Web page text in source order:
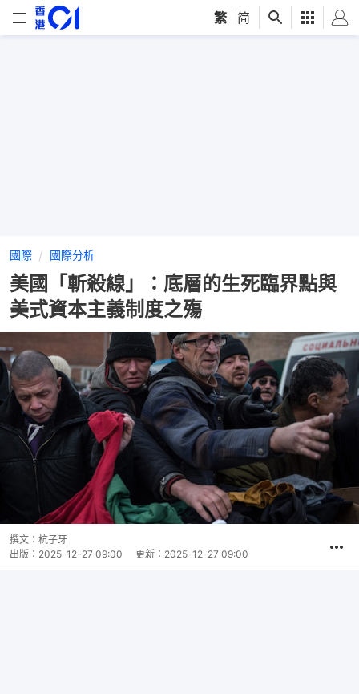
繁 简
國際 國際分析
美國「斬殺線」：底層的生死臨界點與
美式資本主義制度之殤
撰文： 杭子牙
出版： 2025-12-27 09:00 更新： 2025-12-27 09:00